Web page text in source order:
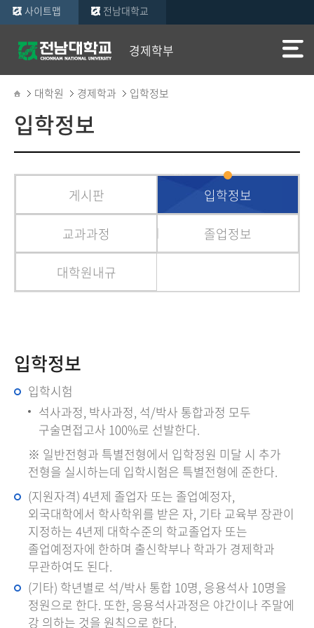
사이트맵 전남대학교
경제학부
대학원 경제학과 입학정보
입학정보
게시판 입학정보
교과과정 졸업정보
대학원내규
입학정보
입학시험
석사과정, 박사과정, 석/박사 통합과정 모두
구술면접고사 100%로 선발한다.
※ 일반전형과 특별전형에서 입학정원 미달 시 추가
전형을 실시하는데 입학시험은 특별전형에 준한다.
(지원자격) 4년제 졸업자 또는 졸업예정자,
외국대학에서 학사학위를 받은 자, 기타 교육부 장관이
지정하는 4년제 대학수준의 학교졸업자 또는
졸업예정자에 한하며 출신학부나 학과가 경제학과
무관하여도 된다.
(기타) 학년별로 석/박사 통합 10명, 응용석사 10명을
정원으로 한다. 또한, 응용석사과정은 야간이나 주말에
강 의하는 것을 원칙으로 한다.